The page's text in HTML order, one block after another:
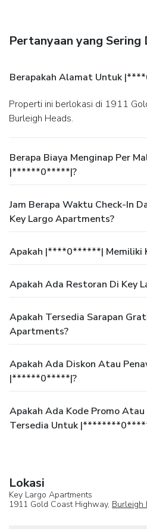
facilities. Free self parking is
Pertanyaan yang Sering
Berapakah Alamat Untuk
Properti ini berlokasi di 1911 Gold Coast Highway di
Burleigh Heads.
Berapa Biaya Menginap Per
|******0*****|?
Jam Berapa Waktu Check-In
Key Largo Apartments?
Apakah |****0******| Memiliki
Apakah Ada Restoran Di Key
Apakah Tersedia Sarapan
Apartments?
Apakah Ada Diskon Atau
|******0*****|?
Apakah Ada Kode Promo Atau
Tersedia Untuk
Lokasi
Key Largo Apartments
1911 Gold Coast Highway, Burleigh